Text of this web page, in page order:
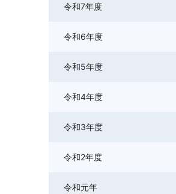
令和7年度
令和6年度
令和5年度
令和4年度
令和3年度
令和2年度
令和元年